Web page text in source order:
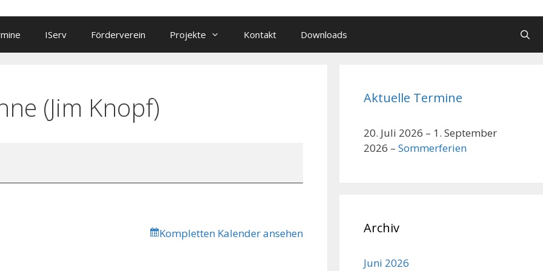
IServ Förderverein Projekte Kontakt Downloads
(Jim Knopf)
Kompletten Kalender ansehen
Aktuelle Termine
20. Juli 2026 – 1. September
2026 – Sommerferien
Archiv
Juni 2026